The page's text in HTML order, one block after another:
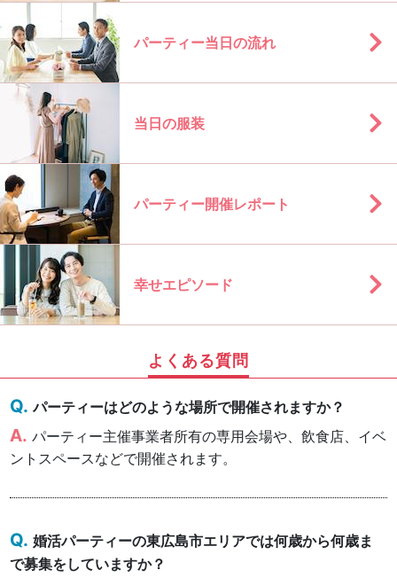
パーティー当日の流れ
当日の服装
パーティー開催レポート
幸せエピソード
よくある質問
パーティーはどのような場所で開催されますか？
パーティー主催事業者所有の専用会場や、飲食店、イベ
ントスペースなどで開催されます。
婚活パーティーの東広島市エリアでは何歳から何歳ま
で募集をしていますか？